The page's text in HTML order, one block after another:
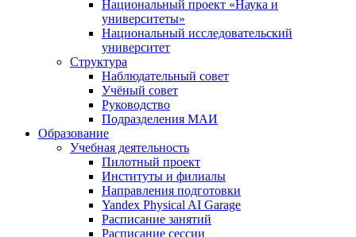
Национальный проект «Наука и
университеты»
Национальный исследовательский
университет
Структура
Наблюдательный совет
Учёный совет
Руководство
Подразделения МАИ
Образование
Учебная деятельность
Пилотный проект
Институты и филиалы
Направления подготовки
Yandex Physical AI Garage
Расписание занятий
Расписание сессии